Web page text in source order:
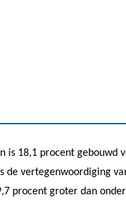
is 18,1 procent gebouwd
de vertegenwoordiging
procent groter dan